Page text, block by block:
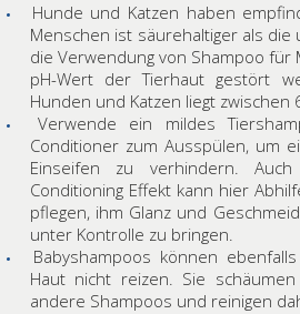
Hunde und Katzen haben
Menschen ist säurehaltiger als
die Verwendung von Shampoo
pH-Wert der Tierhaut gestört
Hunden und Katzen liegt zwischen
Verwende ein mildes
Conditioner zum Ausspülen, um
Einseifen zu verhindern.
Conditioning Effekt kann hier
pflegen, ihm Glanz und
unter Kontrolle zu bringen.
Babyshampoos können
Haut nicht reizen. Sie
andere Shampoos und reinigen